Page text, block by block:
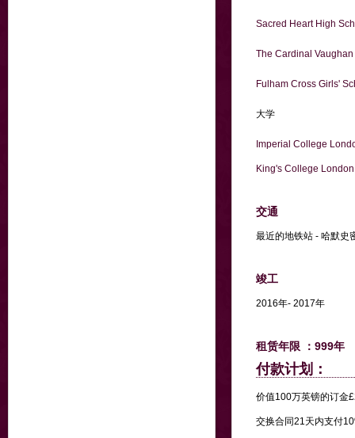
Sacred Heart High
The Cardinal
Fulham Cross Girls'
大学
Imperial College
King's College London
交通
最近的地铁站 - 哈默史
竣工
2016年- 2017年
租赁年限 ：999年
付款计划：
价值100万英镑的订金
交换合同21天内支付